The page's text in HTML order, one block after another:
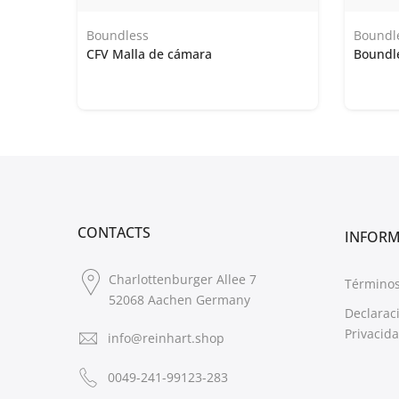
Boundless
CFV Malla de cámara
CONTACTS
Charlottenburger Allee 7
52068 Aachen Germany
info@reinhart.shop
0049-241-99123-283